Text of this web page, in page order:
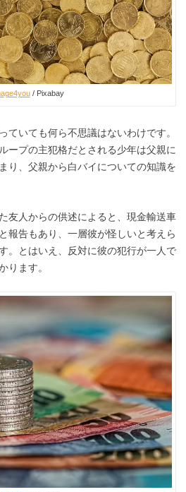
/ Pixabay
ていても何ら不思議はないわけです。
ープの主犯格だとされる少年は父親に
り、父親から白バイについての知識を
友人からの供述によると、現金輸送車
報告もあり、一層彼が怪しいと考えら
。とはいえ、反対に彼の犯行が一人で
ります。